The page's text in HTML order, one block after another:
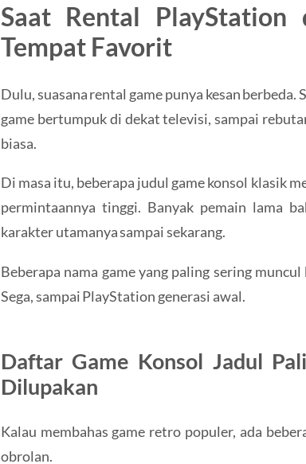
Saat Rental PlayStation
Tempat Favorit
Dulu, suasana rental game punya kesan
game bertumpuk di dekat televisi, sampai
biasa.
Di masa itu, beberapa judul game konsol klasik
permintaannya tinggi. Banyak pemain lama
karakter utamanya sampai sekarang.
Beberapa nama game yang paling sering
Sega, sampai PlayStation generasi awal.
Daftar Game Konsol Jadul
Dilupakan
Kalau membahas game retro populer, ada
obrolan.